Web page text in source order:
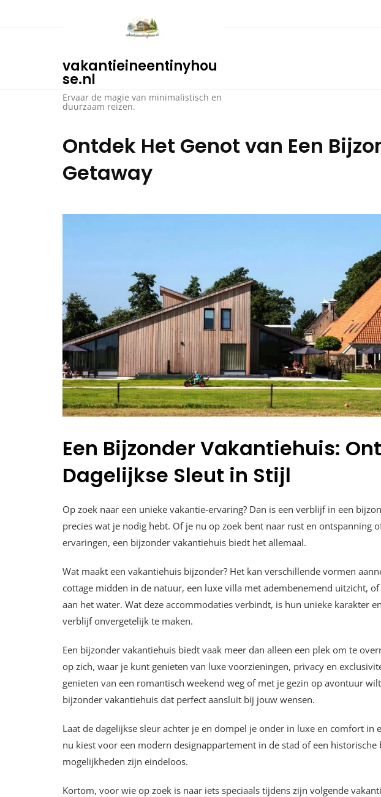
vakantieineentinyhou
se.nl
Ervaar de magie van minimalistisch en
duurzaam reizen.
Ontdek Het Genot van Een
Getaway
Een Bijzonder Vakantiehuis:
Dagelijkse Sleut in Stijl
Op zoek naar een unieke vakantie-ervaring? Dan is een verblijf in een
precies wat je nodig hebt. Of je nu op zoek bent naar rust en ontspanning
ervaringen, een bijzonder vakantiehuis biedt het allemaal.
Wat maakt een vakantiehuis bijzonder? Het kan verschillende vormen
cottage midden in de natuur, een luxe villa met adembenemend uitzicht,
aan het water. Wat deze accommodaties verbindt, is hun unieke karakter
verblijf onvergetelijk te maken.
Een bijzonder vakantiehuis biedt vaak meer dan alleen een plek om te
op zich, waar je kunt genieten van luxe voorzieningen, privacy en
genieten van een romantisch weekend weg of met je gezin op avontuur
bijzonder vakantiehuis dat perfect aansluit bij jouw wensen.
Laat de dagelijkse sleur achter je en dompel je onder in luxe en comfort in
nu kiest voor een modern designappartement in de stad of een
mogelijkheden zijn eindeloos.
Kortom, voor wie op zoek is naar iets speciaals tijdens zijn volgende